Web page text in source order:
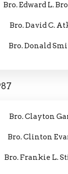
Bro. Edward L.
Bro. David C.
Bro. Donald
Bro. Clayton
Bro. Clinton
Bro. Frankie L.